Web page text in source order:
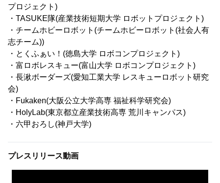
プロジェクト)
・TASUKE隊(産業技術短期大学 ロボットプロジェクト)
・チームホビーロボット(チームホビーロボット(社会人有
志チーム))
・とくふぁい！(徳島大学 ロボコンプロジェクト)
・富ロボレスキュー(富山大学 ロボコンプロジェクト)
・長湫ボーダーズ(愛知工業大学 レスキューロボット研究
会)
・Fukaken(大阪公立大学高専 福祉科学研究会)
・HolyLab(東京都立産業技術高専 荒川キャンパス)
・六甲おろし(神戸大学)
プレスリリース動画